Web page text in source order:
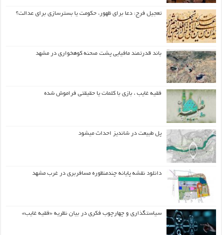
تعجیل فرج: دعا برای ظهور، حکومت یا بسترسازی برای عدالت؟
باند قدرتمند مافیایی پشت صحنه کوهخواری در مشهد
فقیه غایب ، بازی با کلمات یا حقیقتی فراموش شده
پل طبیعت در شاندیز احداث میشود
دانلود نقشه پایانه چندمنظوره مسافربری در غرب مشهد
سیاستگذاری و چهارچوب فکری در بیان نظریه «فقیه غایب»